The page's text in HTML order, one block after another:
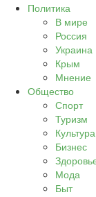
Политика
В мире
Россия
Украина
Крым
Мнение
Общество
Спорт
Туризм
Культура
Бизнес
Мода
Быт